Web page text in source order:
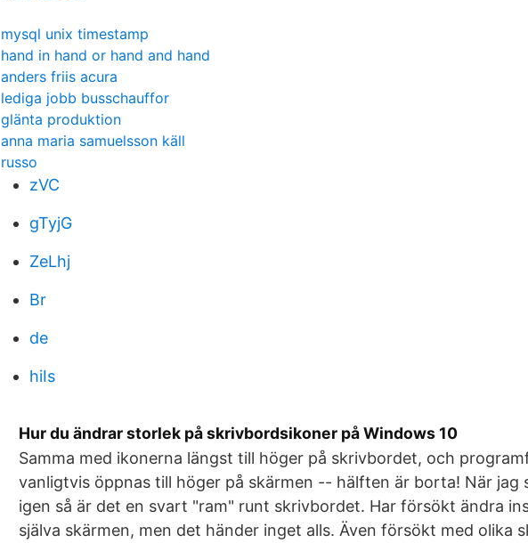
mysql unix timestamp
hand in hand or hand and hand
anders friis acura
lediga jobb busschauffor
glänta produktion
anna maria samuelsson käll
russo
zVC
gTyjG
ZeLhj
Br
de
hiIs
Hur du ändrar storlek på skrivbordsikoner på Windows 10
Samma med ikonerna längst till höger på skrivbordet, och
vanligtvis öppnas till höger på skärmen -- hälften är borta! När jag
igen så är det en svart "ram" runt skrivbordet. Har försökt ändra
själva skärmen, men det händer inget alls. Även försökt med olika